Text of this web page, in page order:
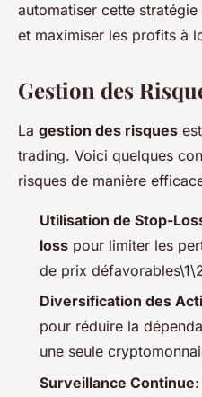
automatiser cette
et maximiser les profits à
Gestion des
La gestion des risques
trading. Voici quelques
risques de manière
Utilisation de Stop-
loss pour limiter les
de prix
Diversification des
pour réduire la
une seule
Surveillance Continue